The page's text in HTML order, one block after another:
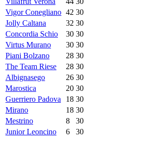
Vigor Conegliano 42 30
Jolly Caltana
32 30
Concordia Schio
30 30
Virtus Murano
30 30
Piani Bolzano
28 30
The Team Riese
28 30
Albignasego
26 30
Marostica
20 30
Guerriero Padova
18 30
Mirano
18 30
Mestrino
8
30
Junior Leoncino
6 30